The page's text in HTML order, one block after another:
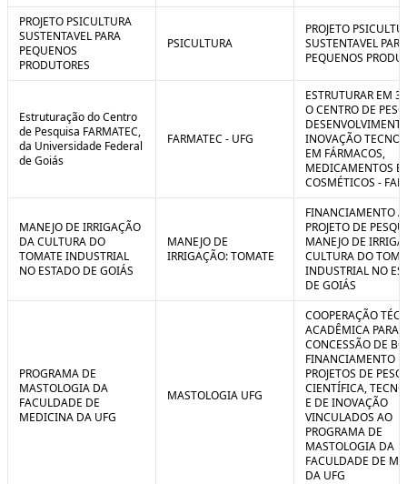
PROJETO PSICULTURA
SUSTENTAVEL PARA
PEQUENOS
PRODUTORES
PSICULTURA
PROJETO
SUSTENTAVEL PARA
PEQUENOS
Estruturação do Centro
de Pesquisa FARMATEC,
da Universidade Federal
de Goiás
FARMATEC - UFG
ESTRUTURAR EM
O CENTRO DE
INOVAÇÃO
EM FÁRMACOS,
MEDICAMENTOS E
COSMÉTICOS -
MANEJO DE IRRIGAÇÃO
DA CULTURA DO
TOMATE INDUSTRIAL
NO ESTADO DE GOIÁS
MANEJO DE
IRRIGAÇÃO: TOMATE
FINANCIAMENTO
PROJETO DE
MANEJO DE
CULTURA DO
INDUSTRIAL NO
DE GOIÁS
PROGRAMA DE
MASTOLOGIA DA
FACULDADE DE
MEDICINA DA UFG
MASTOLOGIA UFG
COOPERAÇÃO
ACADÊMICA PARA
CONCESSÃO DE
FINANCIAMENTO
PROJETOS DE
CIENTÍFICA,
E DE INOVAÇÃO
VINCULADOS AO
PROGRAMA DE
MASTOLOGIA DA
FACULDADE DE
DA UFG